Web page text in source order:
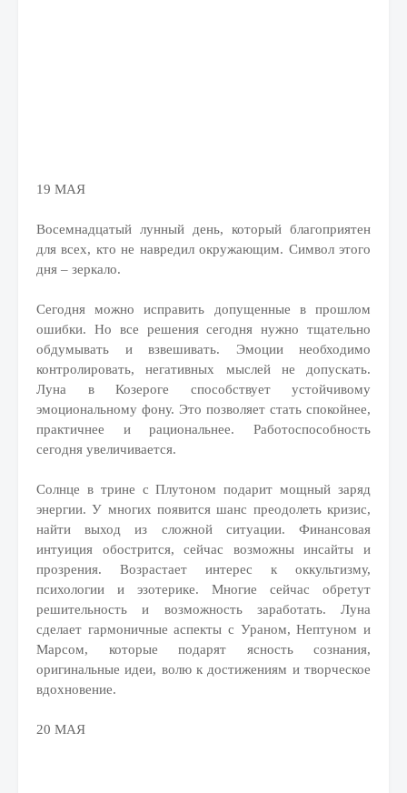
19 МАЯ
Восемнадцатый лунный день, который благоприятен
для всех, кто не навредил окружающим. Символ этого
дня – зеркало.
Сегодня можно исправить допущенные в прошлом
ошибки. Но все решения сегодня нужно тщательно
обдумывать и взвешивать. Эмоции необходимо
контролировать, негативных мыслей не допускать.
Луна в Козероге способствует устойчивому
эмоциональному фону. Это позволяет стать спокойнее,
практичнее и рациональнее. Работоспособность
сегодня увеличивается.
Солнце в трине с Плутоном подарит мощный заряд
энергии. У многих появится шанс преодолеть кризис,
найти выход из сложной ситуации. Финансовая
интуиция обострится, сейчас возможны инсайты и
прозрения. Возрастает интерес к оккультизму,
психологии и эзотерике. Многие сейчас обретут
решительность и возможность заработать. Луна
сделает гармоничные аспекты с Ураном, Нептуном и
Марсом, которые подарят ясность сознания,
оригинальные идеи, волю к достижениям и творческое
вдохновение.
20 МАЯ